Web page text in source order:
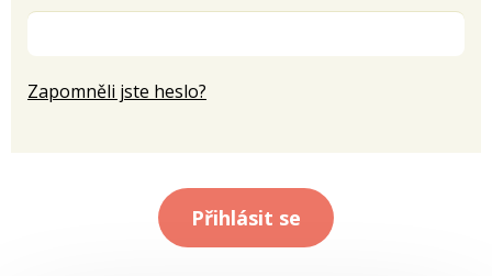
Zapomněli jste heslo?
Přihlásit se